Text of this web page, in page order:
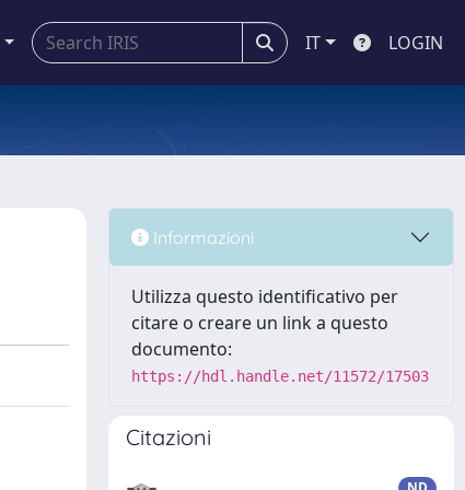
IT LOGIN
Informazioni
Utilizza questo identificativo per
citare o creare un link a questo
documento:
https://hdl.handle.net/11572/17503
Citazioni